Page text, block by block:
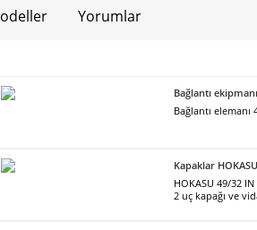
Yorumlar
Bağlantı
Bağlantı elemanı
Kapaklar
HOKASU 49/32
2 uç kapağı ve